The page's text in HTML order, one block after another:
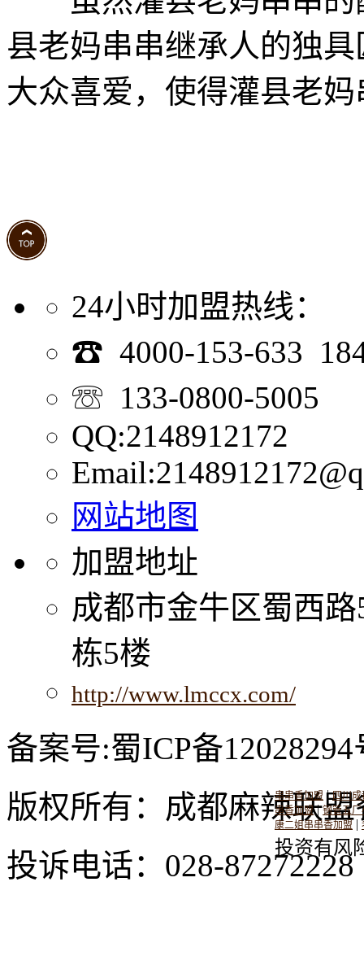
县老妈串串继承人的独
大众喜爱，使得灌县老
24小时加盟热线：
☎ 4000-153-633
☏ 133-0800-5005
QQ:2148912172
网站地图
加盟地址
成都市金牛区蜀西
栋5楼
http://www.lmccx.com/
串串香加盟 |四川成
串香加盟|钢管五厂
康二姐串串香加盟|
投资有风
备案号:蜀ICP备12028294
版权所有：成都麻辣联
投诉电话：028-